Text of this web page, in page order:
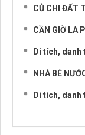
CỦ CHI ĐẤT
CẦN GIỜ LA
Di tích, danh
NHÀ BÈ
Di tích, danh